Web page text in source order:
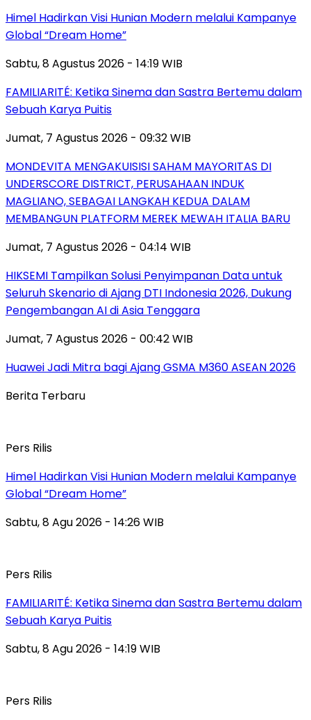
Himel Hadirkan Visi Hunian Modern melalui Kampanye
Global “Dream Home”
Sabtu, 8 Agustus 2026 - 14:19 WIB
FAMILIARITÉ: Ketika Sinema dan Sastra Bertemu dalam
Sebuah Karya Puitis
Jumat, 7 Agustus 2026 - 09:32 WIB
MONDEVITA MENGAKUISISI SAHAM MAYORITAS DI
UNDERSCORE DISTRICT, PERUSAHAAN INDUK
MAGLIANO, SEBAGAI LANGKAH KEDUA DALAM
MEMBANGUN PLATFORM MEREK MEWAH ITALIA BARU
Jumat, 7 Agustus 2026 - 04:14 WIB
HIKSEMI Tampilkan Solusi Penyimpanan Data untuk
Seluruh Skenario di Ajang DTI Indonesia 2026, Dukung
Pengembangan AI di Asia Tenggara
Jumat, 7 Agustus 2026 - 00:42 WIB
Huawei Jadi Mitra bagi Ajang GSMA M360 ASEAN 2026
Berita Terbaru
Pers Rilis
Himel Hadirkan Visi Hunian Modern melalui Kampanye
Global “Dream Home”
Sabtu, 8 Agu 2026 - 14:26 WIB
Pers Rilis
FAMILIARITÉ: Ketika Sinema dan Sastra Bertemu dalam
Sebuah Karya Puitis
Sabtu, 8 Agu 2026 - 14:19 WIB
Pers Rilis